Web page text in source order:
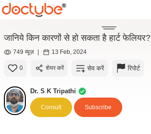
जानिये किन कारणों से हो सकता है हार्ट फेलियर?
749 व्यूज़ | 13 Feb, 2024
0 शेयर करें सेव करें रिपोर्ट
Dr. S K Tripathi
Consult Subscribe